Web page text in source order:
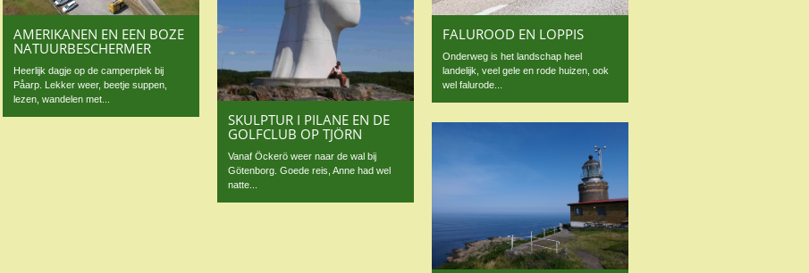
SKULPTUR I PILANE EN DE
GOLFCLUB OP TJÖRN
Vanaf Öckerö weer naar de wal bij
Götenborg. Goede reis, Anne had wel
natte...
AMERIKANEN EN EEN BOZE
NATUURBESCHERMER
Heerlijk dagje op de camperplek bij
Påarp. Lekker weer, beetje suppen,
lezen, wandelen met...
FALUROOD EN LOPPIS
Onderweg is het landschap heel
landelijk, veel gele en rode huizen, ook
wel falurode...